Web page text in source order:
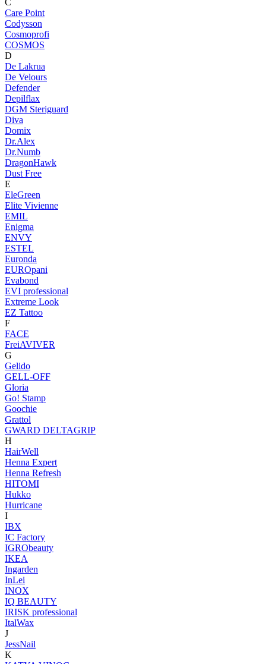
C
Care Point
Codysson
Cosmoprofi
COSMOS
D
De Lakrua
De Velours
Defender
Depilflax
DGM Steriguard
Diva
Domix
Dr.Alex
Dr.Numb
DragonHawk
Dust Free
E
EleGreen
Elite Vivienne
EMIL
Enigma
ENVY
ESTEL
Euronda
EUROpani
Evabond
EVI professional
Extreme Look
EZ Tattoo
F
FACE
FreiAVIVER
G
Gelido
GELL-OFF
Gloria
Go! Stamp
Goochie
Grattol
GWARD DELTAGRIP
H
HairWell
Henna Expert
Henna Refresh
HITOMI
Hukko
Hurricane
I
IBX
IC Factory
IGRObeauty
IKEA
Ingarden
InLei
INOX
IQ BEAUTY
IRISK professional
ItalWax
J
JessNail
K